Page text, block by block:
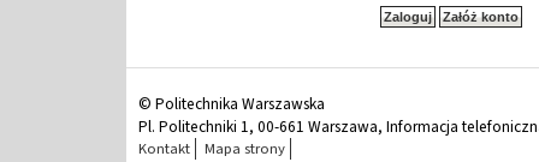
© Politechnika Warszawska
Pl. Politechniki 1, 00-661 Warszawa, Informacja
Kontakt Mapa strony